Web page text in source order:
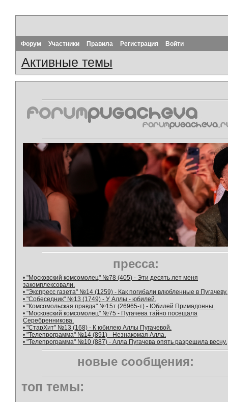
Форум Участники Правила Регистрация Войти
Активные темы
пресса:
• "Московский комсомолец" №78 (405) - Эти десять лет меня
закомплексовали.
• "Экспресс газета" №14 (1259) - Как погибали влюбленные в Пугачеву.
• "Собеседник" №13 (1749) - У Аллы - юбилей.
• "Комсомольская правда" №15т (26965-т) - Юбилей Примадонны.
• "Московский комсомолец" №75 - Пугачева тайно посещала
Серебренникова.
• "СтарХит" №13 (168) - К юбилею Аллы Пугачевой.
• "Телепрограмма" №14 (891) - Незнакомая Алла.
• "Телепрограмма" №10 (887) - Алла Пугачева опять разрешила весну.
новые сообщения:
топ темы: